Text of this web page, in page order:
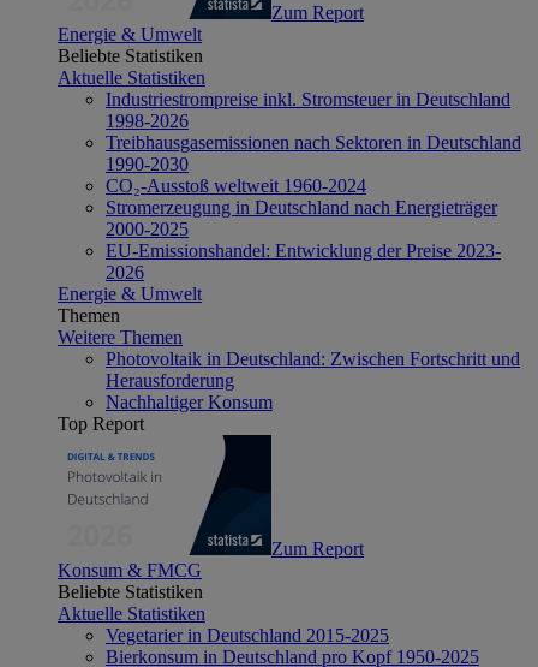
Zum Report
Energie & Umwelt
Beliebte Statistiken
Aktuelle Statistiken
Industriestrompreise inkl. Stromsteuer in Deutschland
1998-2026
Treibhausgasemissionen nach Sektoren in Deutschland
1990-2030
CO₂-Ausstoß weltweit 1960-2024
Stromerzeugung in Deutschland nach Energieträger
2000-2025
EU-Emissionshandel: Entwicklung der Preise 2023-
2026
Energie & Umwelt
Themen
Weitere Themen
Photovoltaik in Deutschland: Zwischen Fortschritt und
Herausforderung
Nachhaltiger Konsum
Top Report
Zum Report
Konsum & FMCG
Beliebte Statistiken
Aktuelle Statistiken
Vegetarier in Deutschland 2015-2025
Bierkonsum in Deutschland pro Kopf 1950-2025